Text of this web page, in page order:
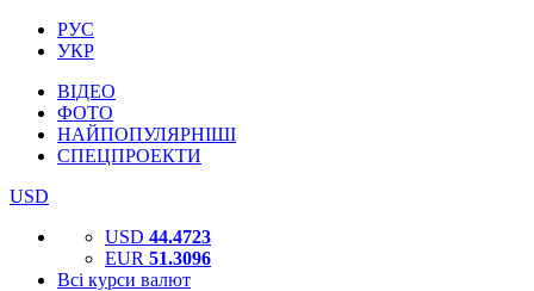
РУС
УКР
ВІДЕО
ФОТО
НАЙПОПУЛЯРНІШІ
СПЕЦПРОЕКТИ
USD
USD 44.4723
EUR 51.3096
Всі курси валют